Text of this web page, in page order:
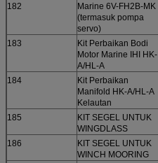
182
Marine 6V-FH2B-MK
(termasuk pompa
servo)
183
Kit Perbaikan Bodi
Motor Marine IHI HK-
A/HL-A
184
Kit Perbaikan
Manifold HK-A/HL-A
Kelautan
185
KIT SEGEL UNTUK
WINGDLASS
186
KIT SEGEL UNTUK
WINCH MOORING